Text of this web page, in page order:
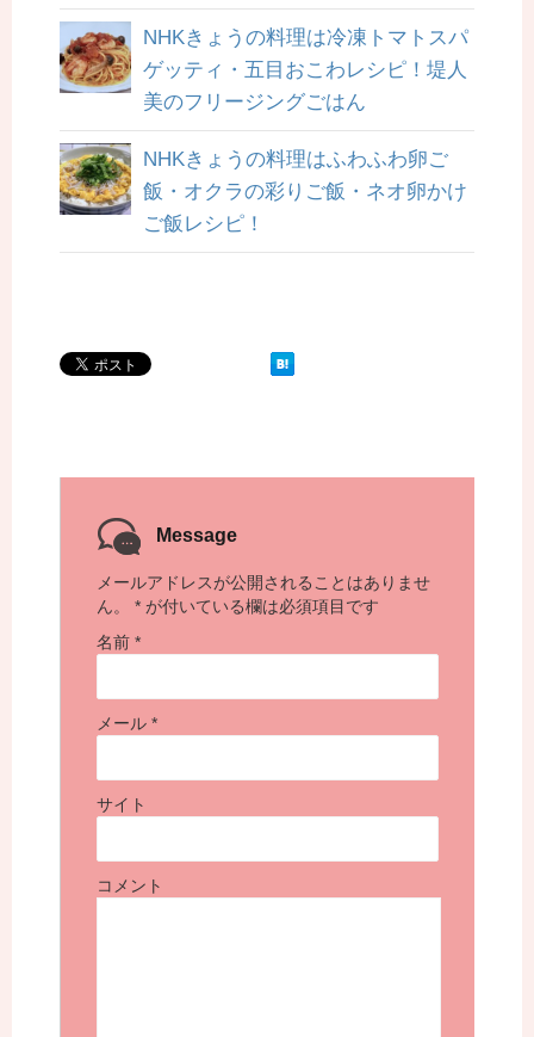
NHKきょうの料理は冷凍トマトスパ
ゲッティ・五目おこわレシピ！堤人
美のフリージングごはん
NHKきょうの料理はふわふわ卵ご
飯・オクラの彩りご飯・ネオ卵かけ
ご飯レシピ！
Message
メールアドレスが公開されることはありませ
ん。
* が付いている欄は必須項目です
名前 *
メール *
サイト
コメント